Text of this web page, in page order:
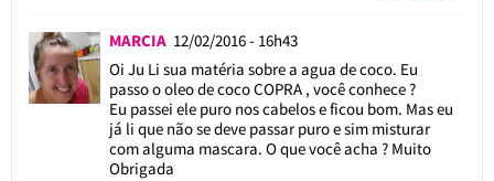
MARCIA 12/02/2016 - 16h43
Oi Ju Li sua matéria sobre a agua de coco. Eu
passo o oleo de coco COPRA , você conhece ?
Eu passei ele puro nos cabelos e ficou bom. Mas eu
já li que não se deve passar puro e sim misturar
com alguma mascara. O que você acha ? Muito
Obrigada